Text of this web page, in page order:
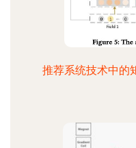
推荐系统技术中的